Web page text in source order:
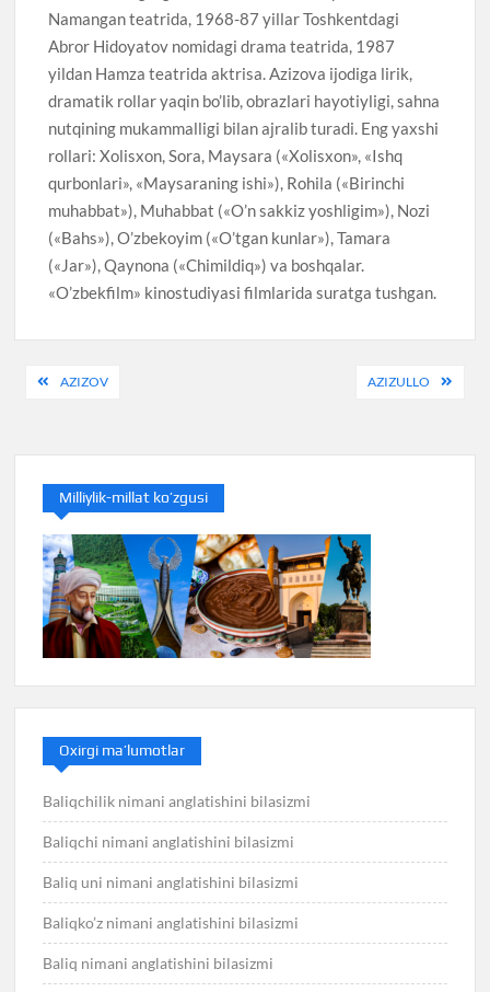
Namangan teatrida, 1968-87 yillar Toshkentdagi
Abror Hidoyatov nomidagi drama teatrida, 1987
yildan Hamza teatrida aktrisa. Azizova ijodiga lirik,
dramatik rollar yaqin bo’lib, obrazlari hayotiyligi, sahna
nutqining mukammalligi bilan ajralib turadi. Eng yaxshi
rollari: Xolisxon, Sora, Maysara («Xolisxon», «Ishq
qurbonlari», «Maysaraning ishi»), Rohila («Birinchi
muhabbat»), Muhabbat («O’n sakkiz yoshligim»), Nozi
(«Bahs»), O’zbekoyim («O’tgan kunlar»), Tamara
(«Jar»), Qaynona («Chimildiq») va boshqalar.
«O’zbekfilm» kinostudiyasi filmlarida suratga tushgan.
PostAZIZOV AZIZULLO
Milliylik-millat ko’zgusi
Oxirgi ma’lumotlar
Baliqchilik nimani anglatishini bilasizmi
Baliqchi nimani anglatishini bilasizmi
Baliq uni nimani anglatishini bilasizmi
Baliqko’z nimani anglatishini bilasizmi
Baliq nimani anglatishini bilasizmi